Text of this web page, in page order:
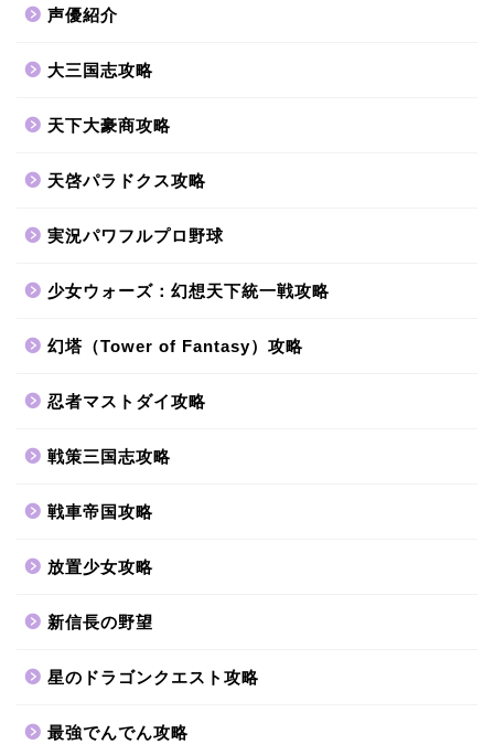
声優紹介
大三国志攻略
天下大豪商攻略
天啓パラドクス攻略
実況パワフルプロ野球
少女ウォーズ：幻想天下統一戦攻略
幻塔（Tower of Fantasy）攻略
忍者マストダイ攻略
戦策三国志攻略
戦車帝国攻略
放置少女攻略
新信長の野望
星のドラゴンクエスト攻略
最強でんでん攻略